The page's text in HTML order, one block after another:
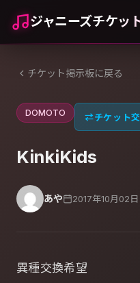
ジャニーズチケッ
チケット掲示板に戻る
DOMOTO ⇄チケット
KinkiKids
あや 2017年10月02日
異種交換希望